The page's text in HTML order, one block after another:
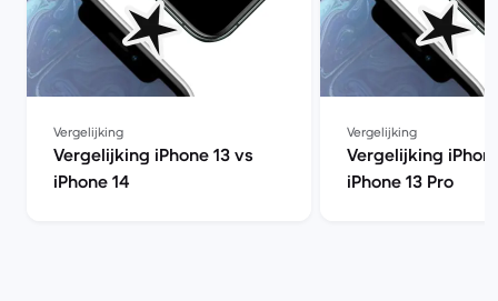
Vergelijking
Vergelijking iPhone 13 vs
iPhone 14
Vergelijking
Vergelijking
iPhone 13 Pro